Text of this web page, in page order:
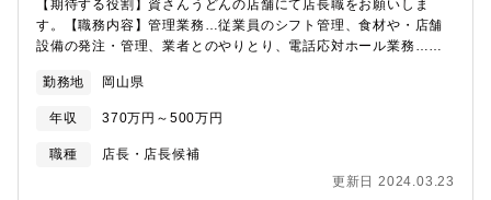
【期待する役割】資さんうどんの店舗にて店長職をお願いしま
す。【職務内容】管理業務…従業員のシフト管理、食材や・店舗
設備の発注・管理、業者とのやりとり、電話応対ホール業務…オ
り付け、揚げ物 等※ピーク時の店舗運のプロになることを期待
しているので、基本的に日勤のシフトに入って頂きます【魅力】
九州では地域の方から愛される人気の店舗です。岡山はこれから
新規出店をいたしますが、直にお客様と触れ合い、喜びを感じる
集【組織構成】店舗当たり：店長1名、店長候補2～3名、アルバイ
勤務地 岡山県
年収 370万円～500万円
職種
店長・店長候補
更新日 2024.03.23